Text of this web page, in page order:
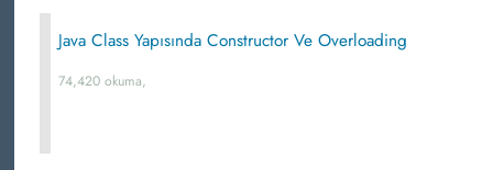
Java Class Yapısında Constructor Ve Overloading
74,420 okuma,